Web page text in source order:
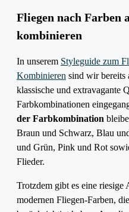
Fliegen nach Farben
kombinieren
In unserem Styleguide zum
Kombinieren sind wir bereits
klassische und extravagante
Farbkombinationen
der Farbkombination
Braun und Schwarz, Blau
und Grün, Pink und Rot
Flieder.
Trotzdem gibt es eine riesige
modernen Fliegen-Farben,